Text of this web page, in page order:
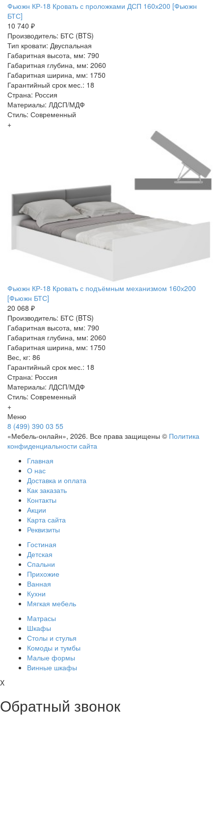
Фьюжн КР-18 Кровать с проложками ДСП 160х200 [Фьюжн
БТС]
10 740 ₽
Производитель: БТС (BTS)
Тип кровати: Двуспальная
Габаритная высота, мм: 790
Габаритная глубина, мм: 2060
Габаритная ширина, мм: 1750
Гарантийный срок мес.: 18
Страна: Россия
Материалы: ЛДСП/МДФ
Стиль: Современный
+
Фьюжн КР-18 Кровать с подъёмным механизмом 160х200
[Фьюжн БТС]
20 068 ₽
Производитель: БТС (BTS)
Габаритная высота, мм: 790
Габаритная глубина, мм: 2060
Габаритная ширина, мм: 1750
Вес, кг: 86
Гарантийный срок мес.: 18
Страна: Россия
Материалы: ЛДСП/МДФ
Стиль: Современный
+
Меню
8 (499) 390 03 55
«Мебель-онлайн», 2026. Все права защищены © Политика
конфиденциальности сайта
Главная
О нас
Доставка и оплата
Как заказать
Контакты
Акции
Карта сайта
Реквизиты
Гостиная
Детская
Спальни
Прихожие
Ванная
Кухни
Мягкая мебель
Матрасы
Шкафы
Столы и стулья
Комоды и тумбы
Малые формы
Винные шкафы
X
Обратный звонок